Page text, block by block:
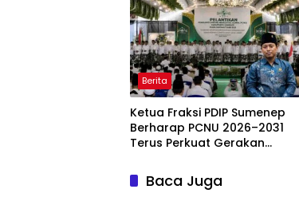
Berita
Ketua Fraksi PDIP Sumenep
Berharap PCNU 2026–2031
Terus Perkuat Gerakan
Baca Juga